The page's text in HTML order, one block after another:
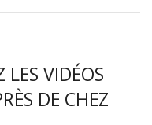
LES VIDÉOS
DE CHEZ